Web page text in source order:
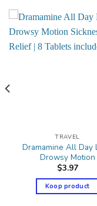
TRAVEL
Dramamine All Day
Drowsy Motion
$3.97
Koop product